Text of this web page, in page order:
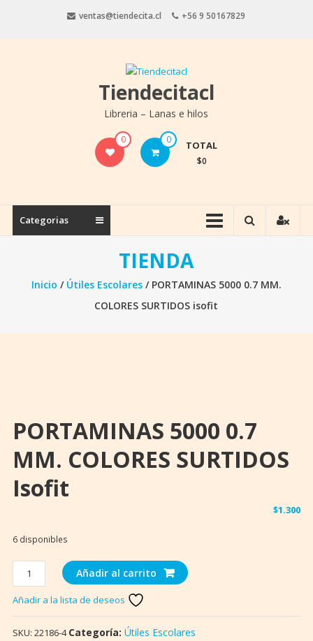
ventas@tiendecita.cl +56 9 50167829
Tiendecitacl
Libreria – Lanas e hilos
0 0 TOTAL
$0
Categorias
TIENDA
Inicio / Útiles Escolares/ PORTAMINAS 5000 0.7 MM.
COLORES SURTIDOS isofit
PORTAMINAS 5000 0.7
MM. COLORES SURTIDOS
Isofit
$1.300
6 disponibles
PORTAMINAS
5000
0.7
MM.
COLORES
Añadir al carrito
Añadir a la lista de deseos
SKU: 22186-4 Categoría: Útiles Escolares